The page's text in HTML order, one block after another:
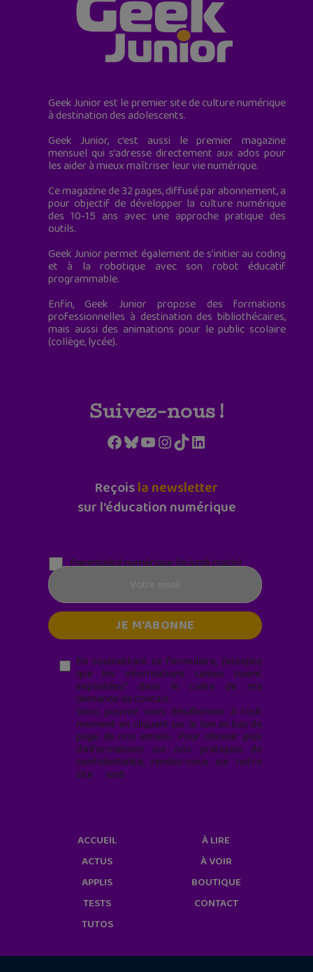
Geek Junior est le premier site de culture numérique
à destination des adolescents.
Geek Junior, c’est aussi le premier magazine
mensuel qui s’adresse directement aux ados pour
les aider à mieux maîtriser leur vie numérique.
Ce magazine de 32 pages, diffusé par abonnement, a
pour objectif de développer la culture numérique
des 10-15 ans avec une approche pratique des
outils.
Geek Junior permet également de s'initier au coding
et à la robotique avec son robot éducatif
programmable.
Enfin, Geek Junior propose des formations
professionnelles à destination des bibliothécaires,
mais aussi des animations pour le public scolaire
(collège, lycée).
Suivez-nous !
Facebook
Bluesky
YouTube
Instagram
TikTokLinkedIn
Reçoisla newsletter
sur l'éducation numérique
Parentalité numérique (le lundi matin)
En soumettant ce formulaire, j’accepte
que les informations saisies soient
exploitées* dans le cadre de ma
demande de contact.
Vous pouvez vous désabonner à tout
moment en cliquant sur le lien en bas de
page de nos emails. Pour obtenir plus
d'informations sur nos pratiques de
confidentialité, rendez-vous sur notre
site web
ACCUEIL
ACTUS
APPLIS
TESTS
TUTOS
À LIRE
À VOIR
BOUTIQUE
CONTACT